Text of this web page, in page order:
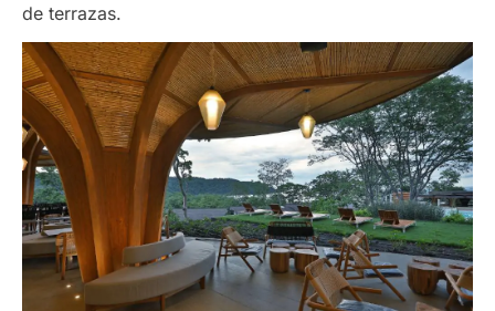
de terrazas.